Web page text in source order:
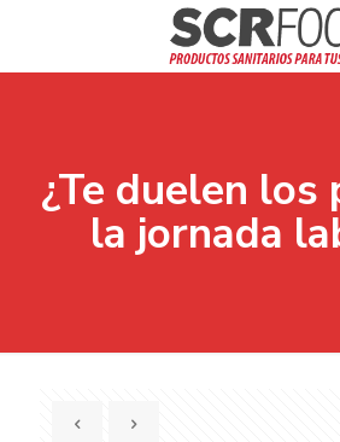
¿Te duelen los
la jornada